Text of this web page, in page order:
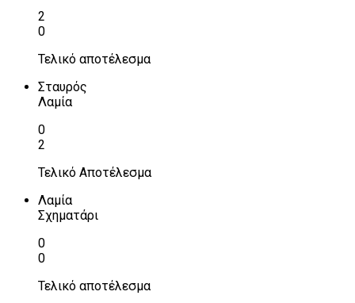
2
0
Τελικό αποτέλεσμα
Σταυρός
Λαμία
0
2
Τελικό Αποτέλεσμα
Λαμία
Σχηματάρι
0
0
Τελικό αποτέλεσμα